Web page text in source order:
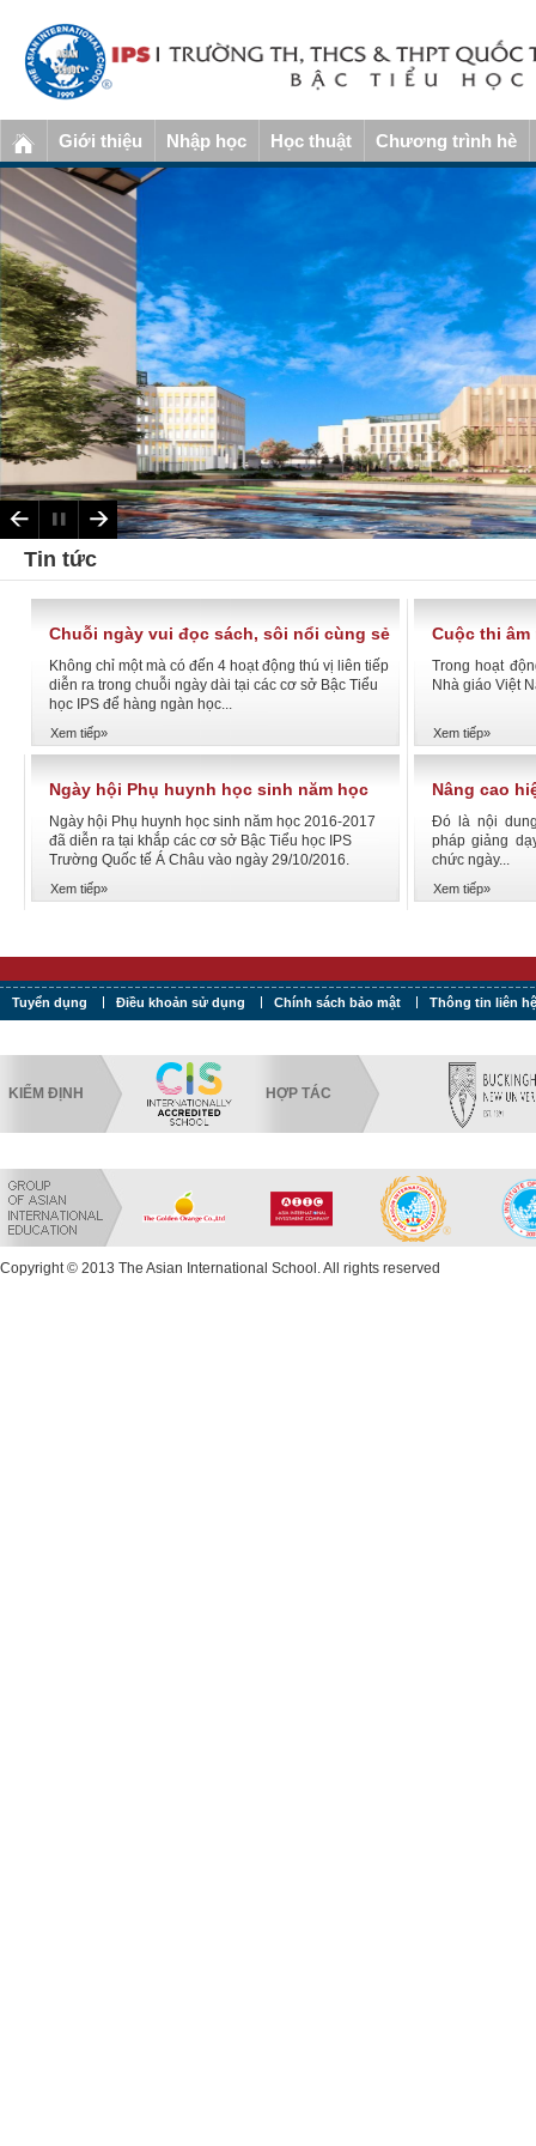
Giới thiệu Nhập học Học thuật Chương trình hè
Tin tức
Chuỗi ngày vui đọc sách, sôi nổi cùng sẻ
chia tri thức tại Asian School - IPS
Không chỉ một mà có đến 4 hoạt động thú vị liên tiếp
diễn ra trong chuỗi ngày dài tại các cơ sở Bậc Tiểu
học IPS để hàng ngàn học...
Xem tiếp»
Cuộc thi
Trong hoạt
Nhà giáo Việt
Xem tiếp»
Ngày hội Phụ huynh học sinh năm học
2016-2017
Ngày hội Phụ huynh học sinh năm học 2016-2017
đã diễn ra tại khắp các cơ sở Bậc Tiểu học IPS
Trường Quốc tế Á Châu vào ngày 29/10/2016.
Xem tiếp»
Nâng cao
theo
Đó là nội
pháp giảng
chức ngày...
Xem tiếp»
Tuyển dụng Điều khoản sử dụng Chính sách bảo mật Thông tin liên hệ
KIỂM ĐỊNH HỢP TÁC
Copyright © 2013 The Asian International School. All rights reserved